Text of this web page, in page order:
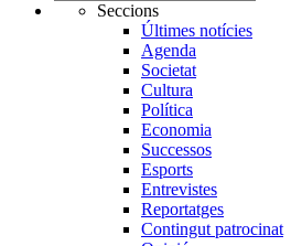
Seccions
Últimes notícies
Agenda
Societat
Cultura
Política
Economia
Successos
Esports
Entrevistes
Reportatges
Contingut patrocinat